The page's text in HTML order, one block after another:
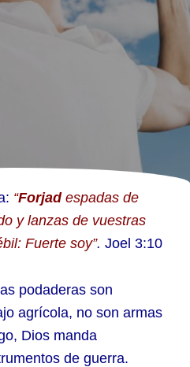
“Forjad espadas de
y lanzas de vuestras
Fuerte soy”. Joel 3:10
podaderas son
agrícola, no son armas
Dios manda
de guerra.